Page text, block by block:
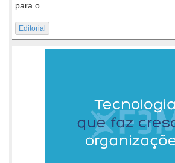
para o...
Editorial